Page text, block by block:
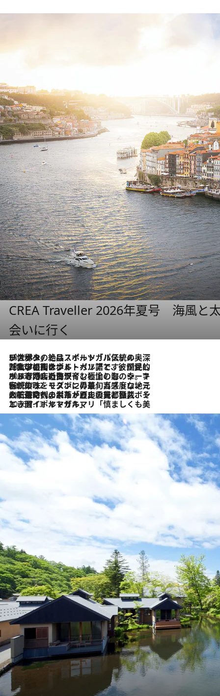
CREA Traveller 2026年夏号 海風と
会いに行く
2026.8.8
リスボンの絶品スイーツ「パステル・デ・ナタ」とは？ポルトガル伝統の奥深い世界へ
2026.7.27
「私の祖国はポルトガル語です」国民的詩人フェルナンド・ペソアと、彼が愛した文学の街を歩く
2026.7.26
ポルトガル近海が育む極上の海の幸。キリリと冷えた白ワインと愉しむ、シーフード専門店の贅沢
2026.7.22
伝統の味をモダンに昇華。高感度な地元客が集う、リスボンの最旬ガストロノミー
2026.7.21
大航海時代の栄華から、震災、独裁、そして革命へ。ポルトガル・首都リスボンの石畳に刻まれた「歴史の光と影」
2026.7.13
エッセイ・ヤマザキマリ「慎ましくも美しき国 ポルトガル」